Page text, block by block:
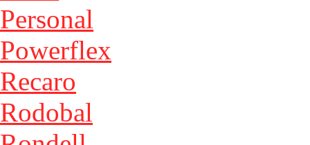
Personal
Powerflex
Recaro
Rodobal